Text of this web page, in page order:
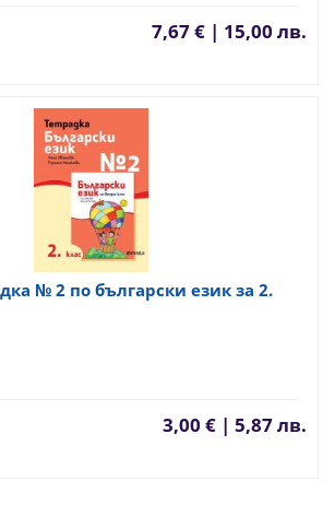
7,67 € | 15,00 лв.
№ 2 по български език за 2.
3,00 € | 5,87 лв.